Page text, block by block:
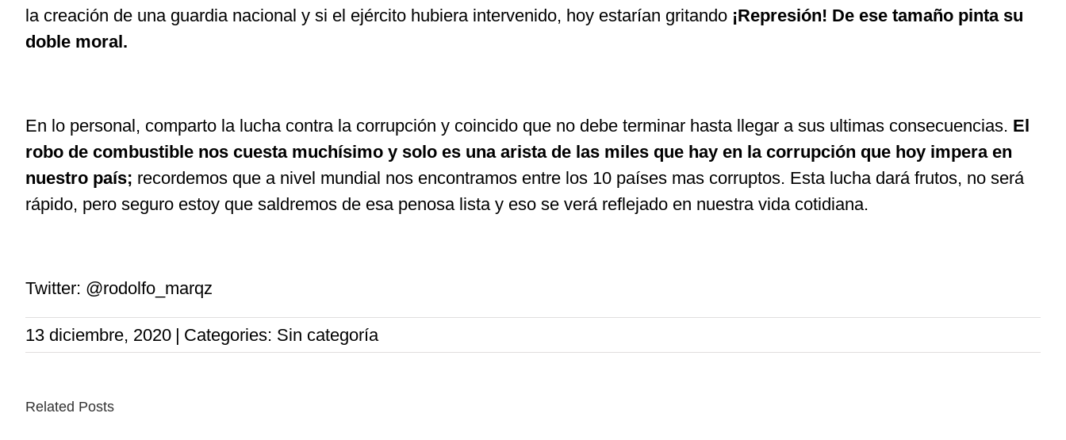
la creación de una guardia nacional y si el ejército hubiera intervenido, hoy estarían gritando ¡Represión! De ese tamaño pinta su
doble moral.
En lo personal, comparto la lucha contra la corrupción y coincido que no debe terminar hasta llegar a sus ultimas consecuencias. El
robo de combustible nos cuesta muchísimo y solo es una arista de las miles que hay en la corrupción que hoy impera en
nuestro país; recordemos que a nivel mundial nos encontramos entre los 10 países mas corruptos. Esta lucha dará frutos, no será
rápido, pero seguro estoy que saldremos de esa penosa lista y eso se verá reflejado en nuestra vida cotidiana.
Twitter: @rodolfo_marqz
13 diciembre, 2020 | Categories: Sin categoría
Related Posts